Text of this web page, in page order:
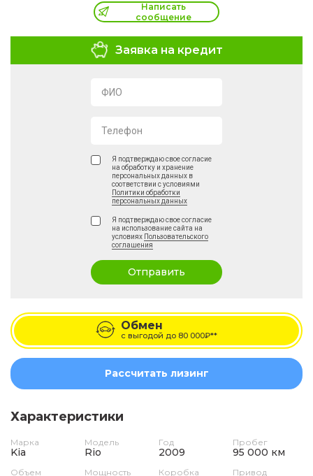
Написать
сообщение
Заявка на кредит
ФИО
Телефон
Я подтверждаю свое согласие
на обработку и хранение
персональных данных в
соответствии с условиями
Политики обработки
персональных данных
Я подтверждаю свое согласие
на использование сайта на
условиях Пользовательского
соглашения
Отправить
Обмен
с выгодой до 80 000₽**
Рассчитать лизинг
Характеристики
Марка
Kia
Модель
Rio
Год
2009
Пробег
95 000 км
Объем Мощность Коробка Привод